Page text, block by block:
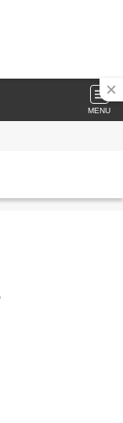
MENU